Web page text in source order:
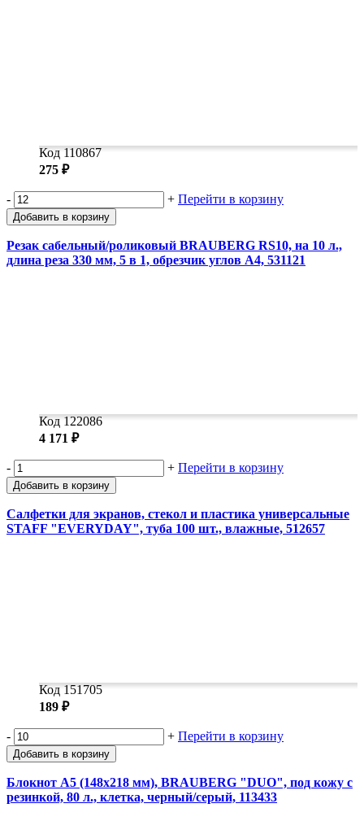
Код 110867
275 ₽
- + Перейти в корзину
Добавить в корзину
Резак сабельный/роликовый BRAUBERG RS10, на 10 л.,
длина реза 330 мм, 5 в 1, обрезчик углов А4, 531121
Код 122086
4 171 ₽
- + Перейти в корзину
Добавить в корзину
Салфетки для экранов, стекол и пластика универсальные
STAFF "EVERYDAY", туба 100 шт., влажные, 512657
Код 151705
189 ₽
- + Перейти в корзину
Добавить в корзину
Блокнот А5 (148х218 мм), BRAUBERG "DUO", под кожу с
резинкой, 80 л., клетка, черный/серый, 113433